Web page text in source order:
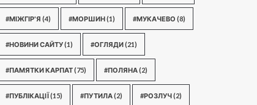
#МІЖГІР'Я (4) #МОРШИН(1) #МУКАЧЕВО (8)
#НОВИНИ САЙТУ(1) #ОГЛЯДИ(21)
#ПАМЯТКИ КАРПАТ(75) #ПОЛЯНА(2)
#ПУБЛІКАЦІЇ(15) #ПУТИЛА(2) #РОЗЛУЧ(2)